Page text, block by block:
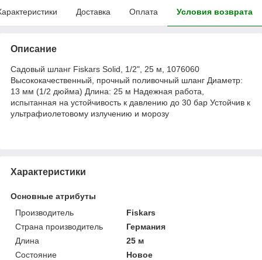
Доставка Оплата Условия возврата
Описание
Садовый шланг Fiskars Solid, 1/2", 25 м, 1076060
Высококачественный, прочный поливочный шланг Диаметр:
13 мм (1/2 дюйма) Длина: 25 м Надежная работа,
испытанная на устойчивость к давлению до 30 бар Устойчив к
ультрафиолетовому излучению и морозу
Характеристики
Основные атрибуты
Производитель
Fiskars
Страна производитель
Германия
Длина
25 м
Состояние
Новое